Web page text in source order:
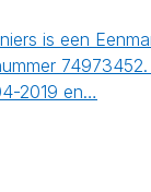
is een
2019 en…